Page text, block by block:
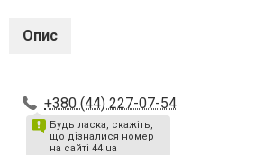
Опис
+380 (44) 227-07-54
Будь ласка, скажіть,
що дізналися номер
на сайті 44.ua